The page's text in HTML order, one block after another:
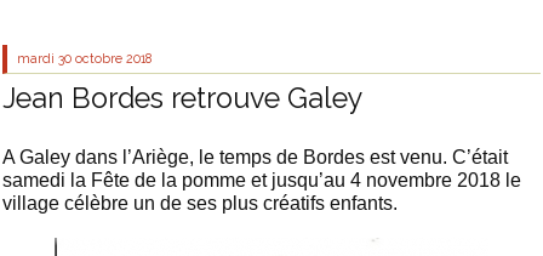
mardi 30 octobre 2018
Jean Bordes retrouve Galey
A Galey dans l’Ariège, le temps de Bordes est venu. C’était
samedi la Fête de la pomme et jusqu’au 4 novembre 2018 le
village célèbre un de ses plus créatifs enfants.